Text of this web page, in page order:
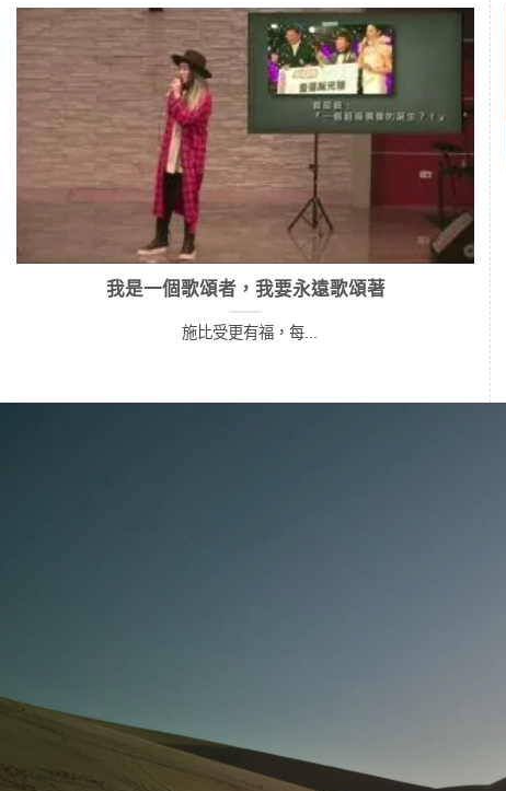
我是一個歌頌者，我要永遠歌頌著
施比受更有福，每...
迴特會
2024幸福名人講座 – 吳信達 – 發
現者之路
一個在國際獲獎無數的發明家，從...